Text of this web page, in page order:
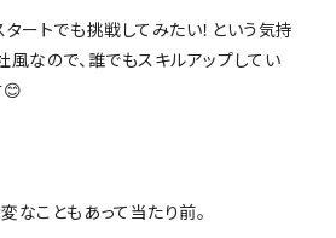
タートでも挑戦してみたい！という気持
風なので、誰でもスキルアップしてい
😊
なこともあって当たり前。